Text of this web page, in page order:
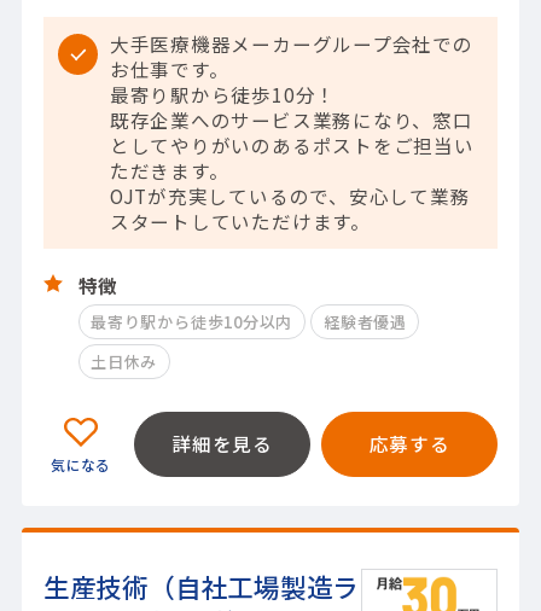
大手医療機器メーカーグループ会社での
お仕事です。
最寄り駅から徒歩10分！
既存企業へのサービス業務になり、窓口
としてやりがいのあるポストをご担当い
ただきます。
OJTが充実しているので、安心して業務
スタートしていただけます。
特徴
最寄り駅から徒歩10分以内
経験者優遇
土日休み
詳細を見る 応募する
生産技術（自社工場製造ラ